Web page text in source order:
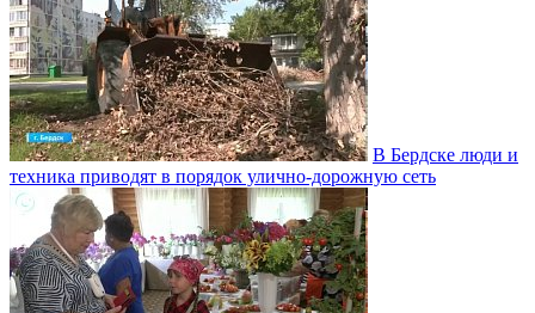
В Бердске люди и
техника приводят в порядок улично‑дорожную сеть